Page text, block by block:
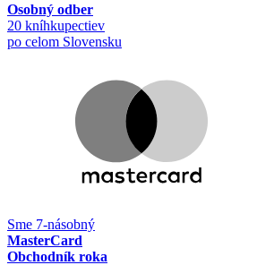
Osobný odber
20 kníhkupectiev
po celom Slovensku
Sme 7-násobný
MasterCard
Obchodník roka